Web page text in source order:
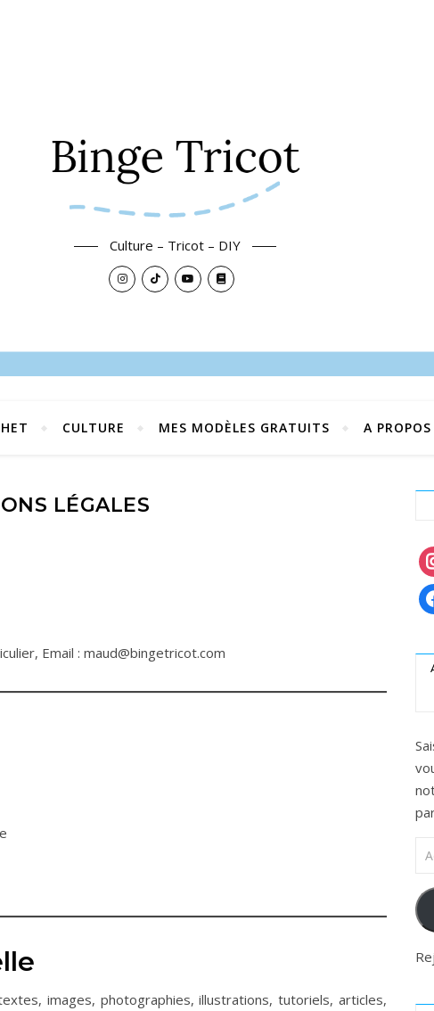
Culture – Tricot – DIY
CULTURE MES MODÈLES GRATUITS A
LÉGALES
Email : maud@bingetricot.com
images, photographies, illustrations, tutoriels, articles,